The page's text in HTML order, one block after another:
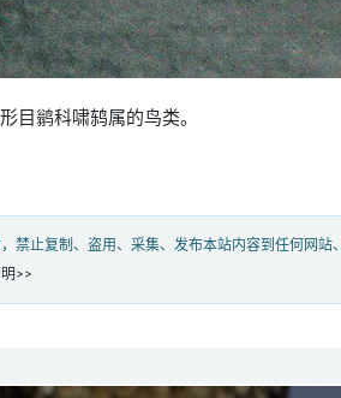
目鹟科啸鸫属的鸟类。
禁止复制、盗用、采集、发布本站内容到任何网站
>>